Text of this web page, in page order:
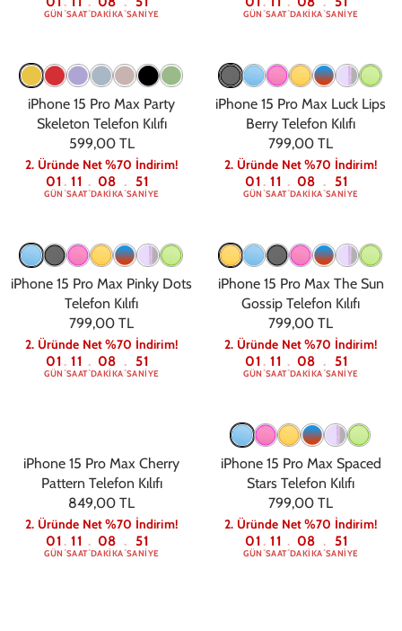
GÜN :SAAT:DAKIKA:SANIYE GÜN :SAAT:DAKIKA:SANIYE
iPhone 15 Pro Max Party
Skeleton Telefon Kılıfı
599,00 TL
2. Üründe Net %70 İndirim!
01
GÜN : 11
SAAT: 08
DAKIKA: 50
SANIYE
iPhone 15 Pro Max Luck Lips
Berry Telefon Kılıfı
799,00 TL
2. Üründe Net %70 İndirim!
01
GÜN : 11
SAAT: 08
DAKIKA: 50
SANIYE
iPhone 15 Pro Max Pinky Dots
Telefon Kılıfı
799,00 TL
2. Üründe Net %70 İndirim!
01
GÜN : 11
SAAT: 08
DAKIKA: 50
SANIYE
iPhone 15 Pro Max The Sun
Gossip Telefon Kılıfı
799,00 TL
2. Üründe Net %70 İndirim!
01
GÜN : 11
SAAT: 08
DAKIKA: 50
SANIYE
iPhone 15 Pro Max Cherry
Pattern Telefon Kılıfı
849,00 TL
2. Üründe Net %70 İndirim!
01
GÜN : 11
SAAT: 08
DAKIKA: 50
SANIYE
iPhone 15 Pro Max Spaced
Stars Telefon Kılıfı
799,00 TL
2. Üründe Net %70 İndirim!
01
GÜN : 11
SAAT: 08
DAKIKA: 50
SANIYE